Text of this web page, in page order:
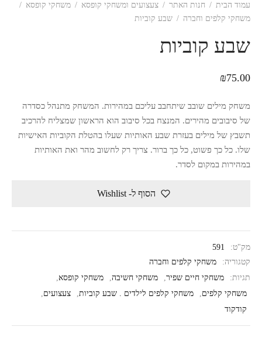
עמוד הבית / חנות האתר / צעצועים ומשחקי קופסא / משחקי קופסא /
משחקי קלפים וחברה / שבע קוביות
שבע קוביות
₪75.00
משחק מילים שובב שיתחבב עליכם במהירות. המשחק מתנהל כסדרה
של סיבובים מהירים. המנצח בכל סיבוב הוא הראשון שמצליח להרכיב
תשבץ של מילים בעזרת שבע האותיות שעלו בהטלת הקוביות האישיות
שלו. כל כך פשוט, כל כך ברור. צריך רק לחשוב מהר ואת האותיות
במהירות במקום לסדר.
הסוף ל- Wishlist
מק"ט:
591
קטגוריה:
משחקי קלפים וחברה
תגיות:
משחקי חיים שפיר, משחקי חשיבה, משחקי קופסא,
משחקי קלפים
משחקי קלפים לילדים . שבע קוביות צעצועים
קודקוד